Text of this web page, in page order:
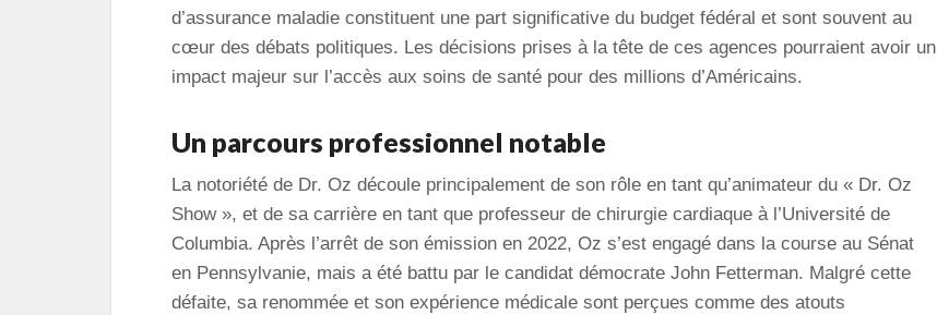
d’assurance maladie constituent une part significative du budget fédéral et sont souvent au
cœur des débats politiques. Les décisions prises à la tête de ces agences pourraient avoir un
impact majeur sur l’accès aux soins de santé pour des millions d’Américains.
Un parcours professionnel notable
La notoriété de Dr. Oz découle principalement de son rôle en tant qu’animateur du « Dr. Oz
Show », et de sa carrière en tant que professeur de chirurgie cardiaque à l’Université de
Columbia. Après l’arrêt de son émission en 2022, Oz s’est engagé dans la course au Sénat
en Pennsylvanie, mais a été battu par le candidat démocrate John Fetterman. Malgré cette
défaite, sa renommée et son expérience médicale sont perçues comme des atouts